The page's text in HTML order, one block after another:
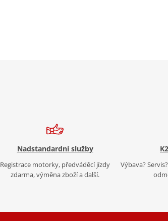
Nadstandardní služby
Registrace motorky, předváděcí jízdy
zdarma, výměna zboží a další.
Výbava?